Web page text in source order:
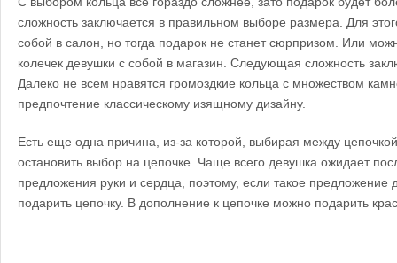
сложность заключается в правильном выборе размера. Для
собой в салон, но тогда подарок не станет сюрпризом. Или
колечек девушки с собой в магазин. Следующая сложность
Далеко не всем нравятся громоздкие кольца с множеством
предпочтение классическому изящному дизайну.
Есть еще одна причина, из-за которой, выбирая между
остановить выбор на цепочке. Чаще всего девушка ожидает
предложения руки и сердца, поэтому, если такое
подарить цепочку. В дополнение к цепочке можно подарить